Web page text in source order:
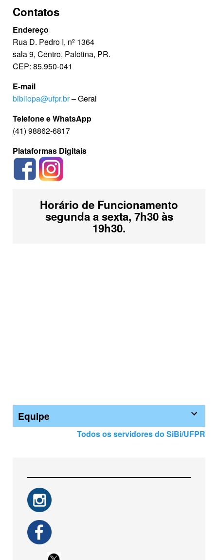
Contatos
Endereço
Rua D. Pedro I, nº 1364
sala 9, Centro, Palotina, PR.
CEP: 85.950-041
E-mail
bibliopa@ufpr.br– Geral
Telefonee WhatsApp
(41) 98862-6817
Plataformas Digitais
Horário de Funcionamento
segunda a sexta, 7h30 às
19h30.
Equipe
Todos os servidores do SiBi/UFPR